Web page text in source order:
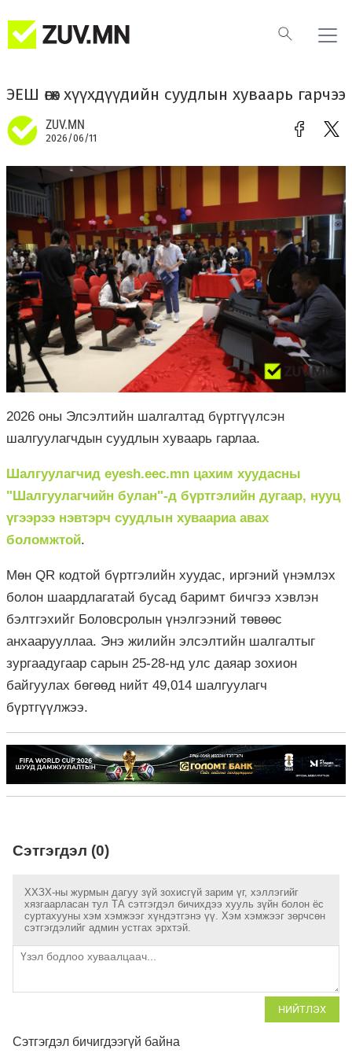
ЭЕШ өгөх хүүхдүүдийн суудлын хуваарь гарчээ
ZUV.MN
2026/06/11
2026 оны Элсэлтийн шалгалтад бүртгүүлсэн
шалгуулагчдын суудлын хуваарь гарлаа.
Шалгуулагчид eyesh.eec.mn цахим хуудасны
"Шалгуулагчийн булан"-д бүртгэлийн дугаар, нууц
үгээрээ нэвтэрч суудлын хуваариа авах
боломжтой.
Мөн QR кодтой бүртгэлийн хуудас, иргэний үнэмлэх
болон шаардлагатай бусад баримт бичгээ хэвлэн
бэлтгэхийг Боловсролын үнэлгээний төвөөс
анхаарууллаа. Энэ жилийн элсэлтийн шалгалтыг
зургаадугаар сарын 25-28-нд улс даяар зохион
байгуулах бөгөөд нийт 49,014 шалгуулагч
бүртгүүлжээ.
Сэтгэгдэл (0)
ХХЗХ-ны журмын дагуу зүй зохисгүй зарим үг, хэллэгийг
хязгаарласан тул ТА сэтгэгдэл бичихдээ хууль зүйн болон ёс
суртахууны хэм хэмжээг хүндэтгэнэ үү. Хэм хэмжээг зөрчсөн
сэтгэгдэлийг админ устгах эрхтэй.
НИЙТЛЭХ
Сэтгэгдэл бичигдээгүй байна